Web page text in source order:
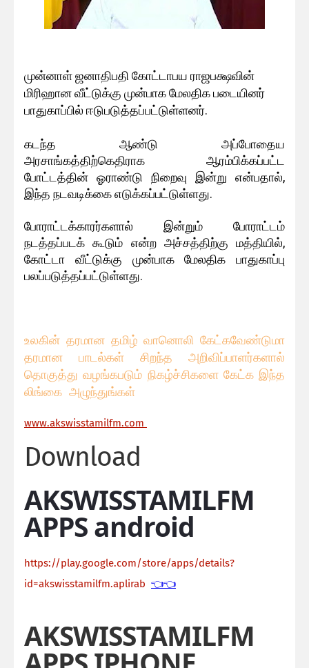
முன்னாள் ஜனாதிபதி கோட்டாபய ராஜபக்ஷவின்
மிரிஹான வீட்டுக்கு முன்பாக மேலதிக படையினர்
பாதுகாப்பில் ஈடுபடுத்தப்பட்டுள்ளனர்.
கடந்த ஆண்டு அப்போதைய
அரசாங்கத்திற்கெதிராக ஆரம்பிக்கப்பட்ட
போட்டத்தின் ஓராண்டு நிறைவு இன்று என்பதால்,
இந்த நடவடிக்கை எடுக்கப்பட்டுள்ளது.
போராட்டக்காரர்களால் இன்றும் போராட்டம்
நடத்தப்படக் கூடும் என்ற அச்சத்திற்கு மத்தியில்,
கோட்டா வீட்டுக்கு முன்பாக மேலதிக பாதுகாப்பு
பலப்படுத்தப்பட்டுள்ளது.
உலகின் தரமான தமிழ் வானொலி கேட்கவேண்டுமா
தரமான பாடல்கள் சிறந்த அறிவிப்பாளர்களால்
தொகுத்து வழங்கபடும் நிகழ்ச்சிகளை கேட்க இந்த
லிங்கை அழுந்துங்கள்
www.akswisstamilfm.com
Download
AKSWISSTAMILFM
APPS android
https://play.google.com/store/apps/details?
id=akswisstamilfm.aplirab 👈👈
AKSWISSTAMILFM